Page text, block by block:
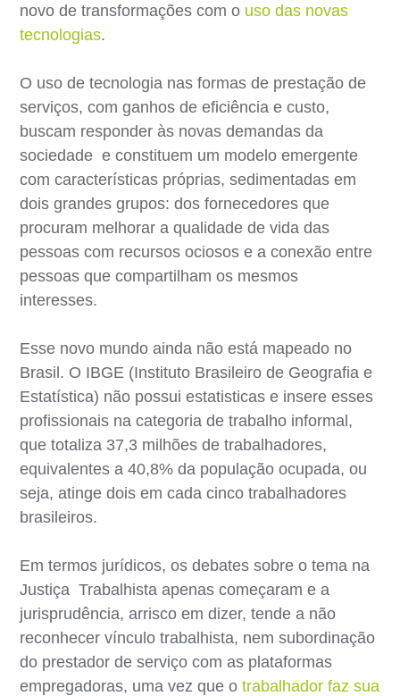
novo de transformações com o uso das novas
tecnologias.
O uso de tecnologia nas formas de prestação de
serviços, com ganhos de eficiência e custo,
buscam responder às novas demandas da
sociedade e constituem um modelo emergente
com características próprias, sedimentadas em
dois grandes grupos: dos fornecedores que
procuram melhorar a qualidade de vida das
pessoas com recursos ociosos e a conexão entre
pessoas que compartilham os mesmos
interesses.
Esse novo mundo ainda não está mapeado no
Brasil. O IBGE (Instituto Brasileiro de Geografia e
Estatística) não possui estatisticas e insere esses
profissionais na categoria de trabalho informal,
que totaliza 37,3 milhões de trabalhadores,
equivalentes a 40,8% da população ocupada, ou
seja, atinge dois em cada cinco trabalhadores
brasileiros.
Em termos jurídicos, os debates sobre o tema na
Justiça Trabalhista apenas começaram e a
jurisprudência, arrisco em dizer, tende a não
reconhecer vínculo trabalhista, nem subordinação
do prestador de serviço com as plataformas
empregadoras, uma vez que otrabalhador faz sua